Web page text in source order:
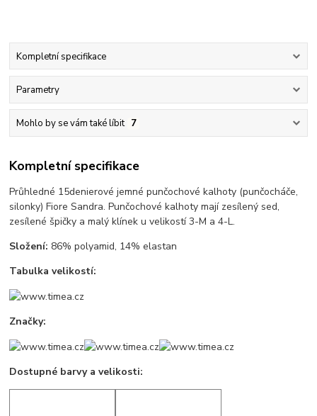
Kompletní specifikace
Parametry
Mohlo by se vám také líbit 7
Kompletní specifikace
Průhledné 15denierové jemné punčochové kalhoty (punčocháče,
silonky) Fiore Sandra. Punčochové kalhoty mají zesílený sed,
zesílené špičky a malý klínek u velikostí 3-M a 4-L.
Složení: 86% polyamid, 14% elastan
Tabulka velikostí:
Značky:
Dostupné barvy a velikosti: